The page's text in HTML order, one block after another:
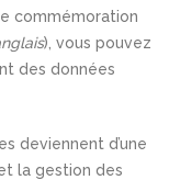
commémoration
), vous pouvez
des données
deviennent d’une
la gestion des